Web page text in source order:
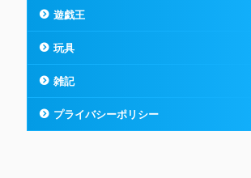
遊戯王
玩具
雑記
プライバシーポリシー